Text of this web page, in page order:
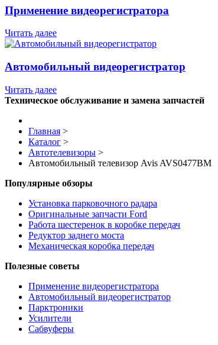
Применение видеорегистратора
Читать далее
Автомобильный видеорегистратор
Читать далее
Техническое обслуживание и замена запчастей
Главная >
Каталог >
Автотелевизоры >
Автомобильный телевизор Avis AVS0477BM
Популярные обзоры
Установка парковочного радара
Оригинальные запчасти Ford
Работа шестеренок в коробке передач
Редуктор заднего моста
Механическая коробка передач
Полезные советы
Применение видеорегистратора
Автомобильный видеорегистратор
Парктроники
Усилители
Cабвуферы